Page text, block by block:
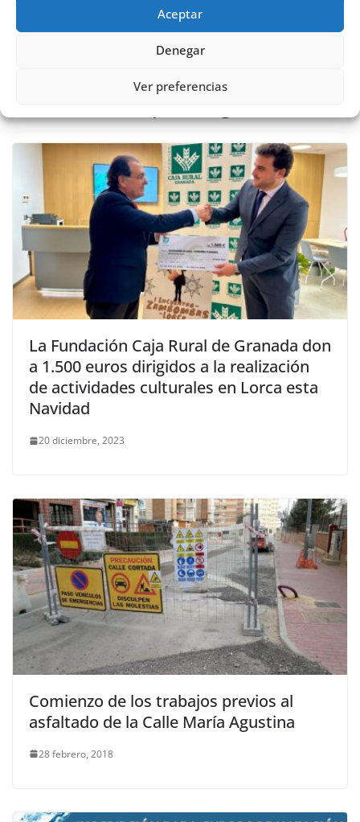
Aceptar
Denegar
Ver preferencias
El Ayuntamiento de Lorca revitaliza el atrio de la
Iglesia de Santa Gertrudis con una actuación integral
realizada por los programas experienciales
La Fundación Caja Rural de Granada don
a 1.500 euros dirigidos a la realización
de actividades culturales en Lorca esta
Navidad
20 diciembre, 2023
Comienzo de los trabajos previos al
asfaltado de la Calle María Agustina
28 febrero, 2018